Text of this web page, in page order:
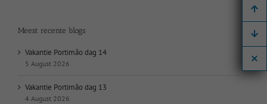
op
datum:
Meest recente blogs
Vakantie Portimão dag 14
5 August 2026
Vakantie Portimão dag 13
4 August 2026